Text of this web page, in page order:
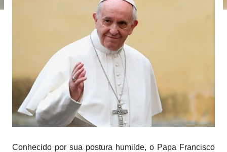
Conhecido por sua postura humilde, o Papa Francisco